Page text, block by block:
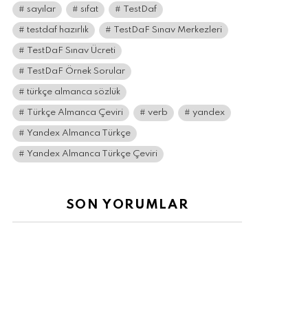
sayılar sıfat TestDaf
testdaf hazırlık TestDaF Sınav Merkezleri
TestDaF Sınav Ücreti
TestDaF Örnek Sorular
türkçe almanca sözlük
Türkçe Almanca Çeviri verb yandex
Yandex Almanca Türkçe
Yandex Almanca Türkçe Çeviri
SON YORUMLAR